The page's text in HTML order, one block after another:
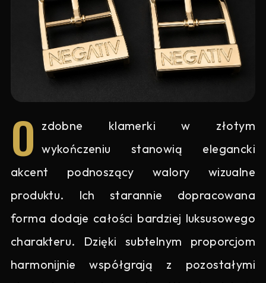
O zdobne klamerki w złotym
wykończeniu stanowią elegancki
akcent podnoszący walory wizualne
produktu. Ich starannie dopracowana
forma dodaje całości bardziej luksusowego
charakteru. Dzięki subtelnym proporcjom
harmonijnie współgrają z pozostałymi